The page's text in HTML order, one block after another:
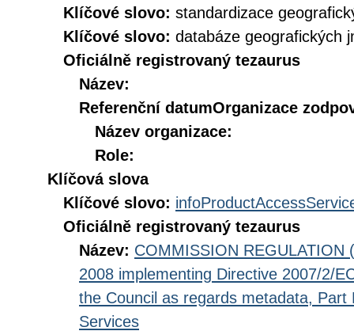
Klíčové slovo: standardizace
Klíčové slovo: databáze geografických
Oficiálně registrovaný tezaurus
Název:
Referenční datumOrganizace
Název organizace:
Role:
Klíčová slova
Klíčové slovo:
Oficiálně registrovaný tezaurus
Název: COMMISSION REGULATION
2008 implementing Directive 2007/2/
the Council as regards metadata,
Services